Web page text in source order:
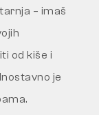
– imaš
od kiše i
je